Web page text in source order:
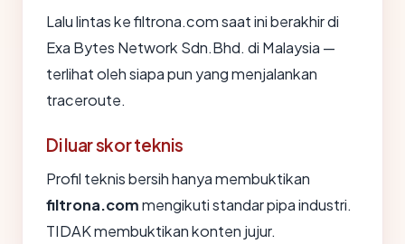
Lalu lintas ke filtrona.com saat ini berakhir di
Exa Bytes Network Sdn.Bhd. di Malaysia —
terlihat oleh siapa pun yang menjalankan
traceroute.
Di luar skor teknis
Profil teknis bersih hanya membuktikan
filtrona.commengikuti standar pipa industri.
TIDAK membuktikan konten jujur.